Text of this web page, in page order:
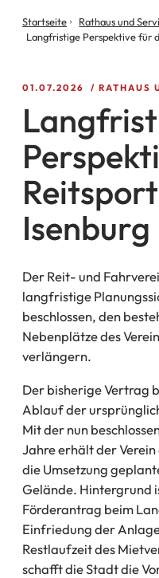
Sie
befinden
Startseite Rathaus und
Langfristige Perspektive für
01.07.2026 RATHAUS
Isenburg
Der Reit- und
langfristige
beschlossen, den
Nebenplätze des
verlängern.
Der bisherige Vertrag
Ablauf der
Mit der nun
Jahre erhält der
die Umsetzung
Gelände. Hintergrund
Förderantrag beim
Einfriedung der
Restlaufzeit des
schafft die Stadt die